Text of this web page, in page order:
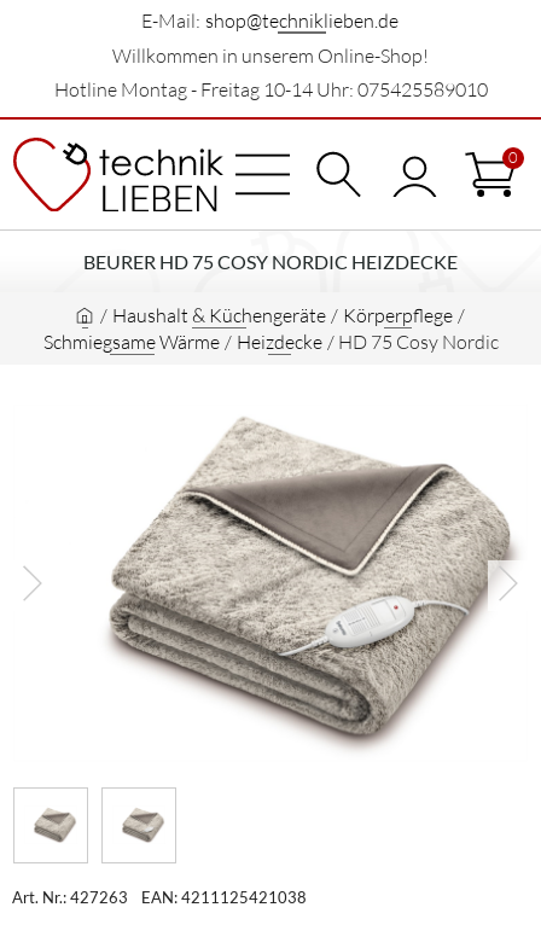
E-Mail: shop@techniklieben.de
Willkommen in unserem Online-Shop!
Hotline Montag - Freitag 10-14 Uhr: 075425589010
0
BEURER HD 75 COSY NORDIC HEIZDECKE
/ Haushalt & Küchengeräte / Körperpflege /
Schmiegsame Wärme / Heizdecke / HD 75 Cosy Nordic
Art. Nr.: 427263 EAN: 4211125421038